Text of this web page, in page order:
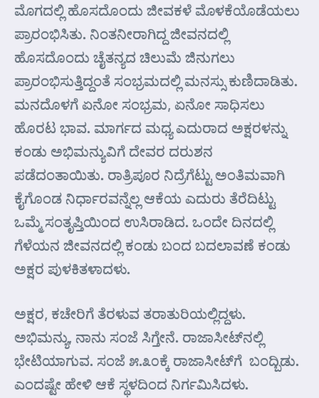
ಮೊಗದಲ್ಲಿ ಹೊಸದೊಂದು ಜೀವಕಳೆ ಮೊಳಕೆಯೊಡೆಯಲು
ಪ್ರಾರಂಭಿಸಿತು. ನಿಂತನೀರಾಗಿದ್ದ ಜೀವನದಲ್ಲಿ
ಹೊಸದೊಂದು ಚೈತನ್ಯದ ಚಿಲುಮೆ ಜಿನುಗಲು
ಪ್ರಾರಂಭಿಸುತ್ತಿದ್ದಂತೆ ಸಂಭ್ರಮದಲ್ಲಿ ಮನಸ್ಸು ಕುಣಿದಾಡಿತು.
ಮನದೊಳಗೆ ಏನೋ ಸಂಭ್ರಮ, ಏನೋ ಸಾಧಿಸಲು
ಹೊರಟ ಭಾವ. ಮಾರ್ಗದ ಮಧ್ಯ ಎದುರಾದ ಅಕ್ಷರಳನ್ನು
ಕಂಡು ಅಭಿಮನ್ಯುವಿಗೆ ದೇವರ ದರುಶನ
ಪಡೆದಂತಾಯಿತು. ರಾತ್ರಿಪೂರ ನಿದ್ರೆಗೆಟ್ಟು ಅಂತಿಮವಾಗಿ
ಕೈಗೊಂಡ ನಿರ್ಧಾರವನ್ನೆಲ್ಲ ಆಕೆಯ ಎದುರು ತೆರೆದಿಟ್ಟು
ಒಮ್ಮೆ ಸಂತೃಪ್ತಿಯಿಂದ ಉಸಿರಾಡಿದ. ಒಂದೇ ದಿನದಲ್ಲಿ
ಗೆಳೆಯನ ಜೀವನದಲ್ಲಿ ಕಂಡು ಬಂದ ಬದಲಾವಣೆ ಕಂಡು
ಅಕ್ಷರ ಪುಳಕಿತಳಾದಳು.
ಅಕ್ಷರ, ಕಚೇರಿಗೆ ತೆರಳುವ ತರಾತುರಿಯಲ್ಲಿದ್ದಳು.
ಅಭಿಮನ್ಯು, ನಾನು ಸಂಜೆ ಸಿಗ್ತೇನೆ. ರಾಜಾಸೀಟ್‌ನಲ್ಲಿ
ಭೇಟಿಯಾಗುವ. ಸಂಜೆ ೫.೩೦ಕ್ಕೆ ರಾಜಾಸೀಟ್‌ಗೆ ಬಂದ್ಬಿಡು.
ಎಂದಷ್ಟೇ ಹೇಳಿ ಆಕೆ ಸ್ಥಳದಿಂದ ನಿರ್ಗಮಿಸಿದಳು.